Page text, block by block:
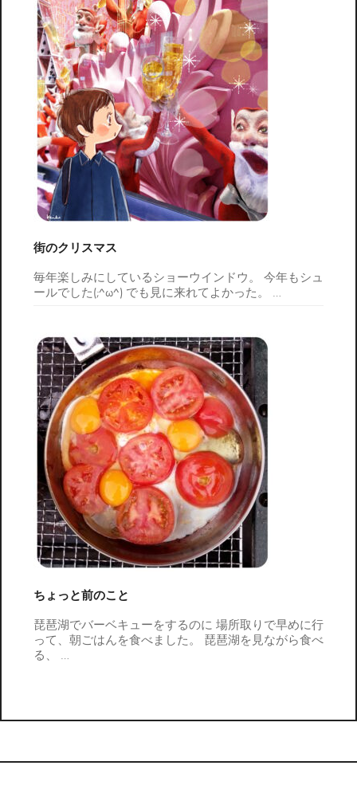
街のクリスマス
毎年楽しみにしているショーウインドウ。 今年もシュ
ールでした(;^ω^) でも見に来れてよかった。 …
ちょっと前のこと
琵琶湖でバーベキューをするのに 場所取りで早めに行
って、朝ごはんを食べました。 琵琶湖を見ながら食べ
る、 …